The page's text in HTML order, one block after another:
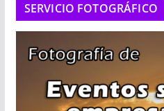
SERVICIO FOTOGRÁFICO